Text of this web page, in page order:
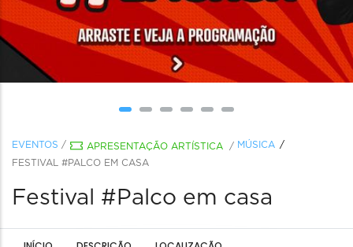
EVENTOS / APRESENTAÇÃO ARTÍSTICA / MÚSICA
FESTIVAL #PALCO EM CASA
Festival #Palco em casa